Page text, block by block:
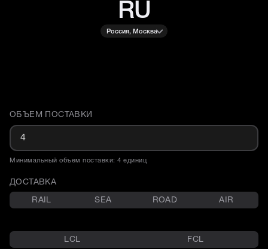
RU
Россия, Москва
Доставка и объем поставки
ОБЪЕМ ПОСТАВКИ
Минимальный объем поставки: 4 единиц
ДОСТАВКА
RAIL SEA ROAD AIR
LCL FCL